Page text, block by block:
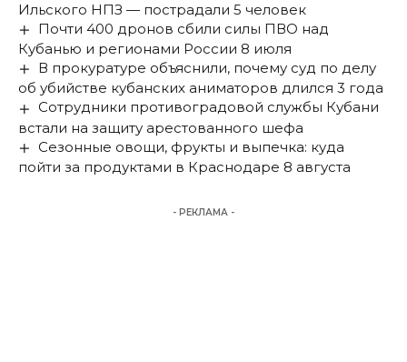
Ильского НПЗ — пострадали 5 человек
Почти 400 дронов сбили силы ПВО над
Кубанью и регионами России 8 июля
В прокуратуре объяснили, почему суд по делу
об убийстве кубанских аниматоров длился 3 года
Сотрудники противоградовой службы Кубани
встали на защиту арестованного шефа
Сезонные овощи, фрукты и выпечка: куда
пойти за продуктами в Краснодаре 8 августа
- РЕКЛАМА -